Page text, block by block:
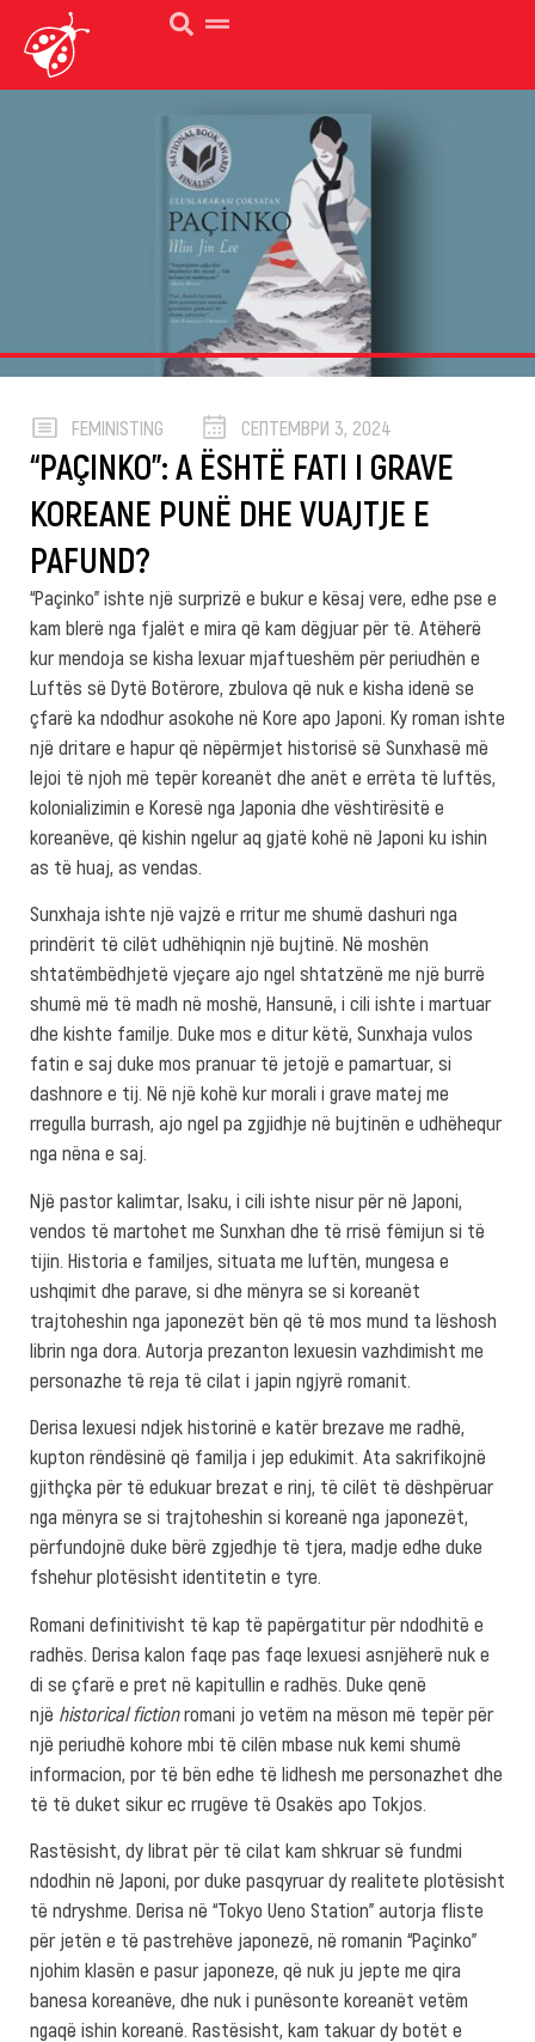
FEMINISTING СЕПТЕМВРИ 3, 2024
“PAÇINKO”: A ËSHTË FATI I GRAVE
KOREANE PUNË DHE VUAJTJE E
PAFUND?
“Paçinko” ishte një surprizë e bukur e kësaj vere, edhe pse e
kam blerë nga fjalët e mira që kam dëgjuar për të. Atëherë
kur mendoja se kisha lexuar mjaftueshëm për periudhën e
Luftës së Dytë Botërore, zbulova që nuk e kisha idenë se
çfarë ka ndodhur asokohe në Kore apo Japoni. Ky roman ishte
një dritare e hapur që nëpërmjet historisë së Sunxhasë më
lejoi të njoh më tepër koreanët dhe anët e errëta të luftës,
kolonializimin e Koresë nga Japonia dhe vështirësitë e
koreanëve, që kishin ngelur aq gjatë kohë në Japoni ku ishin
as të huaj, as vendas.
Sunxhaja ishte një vajzë e rritur me shumë dashuri nga
prindërit të cilët udhëhiqnin një bujtinë. Në moshën
shtatëmbëdhjetë vjeçare ajo ngel shtatzënë me një burrë
shumë më të madh në moshë, Hansunë, i cili ishte i martuar
dhe kishte familje. Duke mos e ditur këtë, Sunxhaja vulos
fatin e saj duke mos pranuar të jetojë e pamartuar, si
dashnore e tij. Në një kohë kur morali i grave matej me
rregulla burrash, ajo ngel pa zgjidhje në bujtinën e udhëhequr
nga nëna e saj.
Një pastor kalimtar, Isaku, i cili ishte nisur për në Japoni,
vendos të martohet me Sunxhan dhe të rrisë fëmijun si të
tijin. Historia e familjes, situata me luftën, mungesa e
ushqimit dhe parave, si dhe mënyra se si koreanët
trajtoheshin nga japonezët bën që të mos mund ta lëshosh
librin nga dora. Autorja prezanton lexuesin vazhdimisht me
personazhe të reja të cilat i japin ngjyrë romanit.
Derisa lexuesi ndjek historinë e katër brezave me radhë,
kupton rëndësinë që familja i jep edukimit. Ata sakrifikojnë
gjithçka për të edukuar brezat e rinj, të cilët të dëshpëruar
nga mënyra se si trajtoheshin si koreanë nga japonezët,
përfundojnë duke bërë zgjedhje të tjera, madje edhe duke
fshehur plotësisht identitetin e tyre.
Romani definitivisht të kap të papërgatitur për ndodhitë e
radhës. Derisa kalon faqe pas faqe lexuesi asnjëherë nuk e
di se çfarë e pret në kapitullin e radhës. Duke qenë
një historical fictionromani jo vetëm na mëson më tepër për
një periudhë kohore mbi të cilën mbase nuk kemi shumë
informacion, por të bën edhe të lidhesh me personazhet dhe
të të duket sikur ec rrugëve të Osakës apo Tokjos.
Rastësisht, dy librat për të cilat kam shkruar së fundmi
ndodhin në Japoni, por duke pasqyruar dy realitete plotësisht
të ndryshme. Derisa në “Tokyo Ueno Station” autorja fliste
për jetën e të pastrehëve japonezë, në romanin “Paçinko”
njohim klasën e pasur japoneze, që nuk ju jepte me qira
banesa koreanëve, dhe nuk i punësonte koreanët vetëm
ngaqë ishin koreanë. Rastësisht, kam takuar dy botët e